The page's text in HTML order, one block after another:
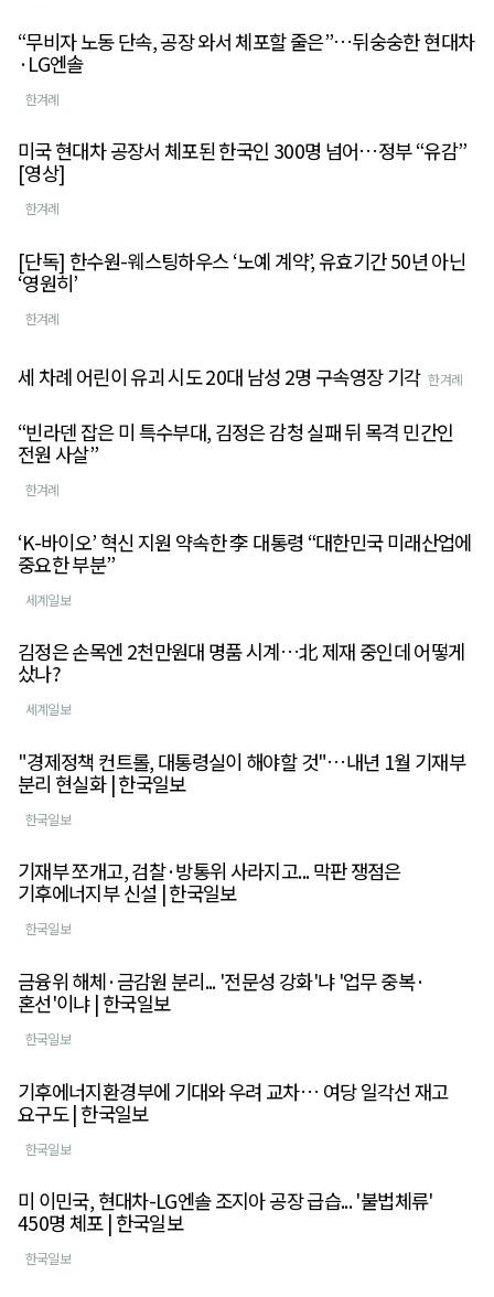
“무비자 노동 단속, 공장 와서 체포할 줄은”…뒤숭숭한 현대차
·LG엔솔
한겨례
미국 현대차 공장서 체포된 한국인 300명 넘어…정부 “유감”
[영상]
한겨례
[단독] 한수원-웨스팅하우스 ‘노예 계약’, 유효기간 50년 아닌
‘영원히’
한겨례
세 차례 어린이 유괴 시도 20대 남성 2명 구속영장 기각 한겨례
“빈라덴 잡은 미 특수부대, 김정은 감청 실패 뒤 목격 민간인
전원 사살”
한겨례
‘K-바이오’ 혁신 지원 약속한 李 대통령 “대한민국 미래산업에
중요한 부분”
세계일보
김정은 손목엔 2천만원대 명품 시계…北 제재 중인데 어떻게
샀나?
세계일보
"경제정책 컨트롤, 대통령실이 해야할 것"…내년 1월 기재부
분리 현실화 | 한국일보
한국일보
기재부 쪼개고, 검찰·방통위 사라지고... 막판 쟁점은
기후에너지부 신설 | 한국일보
한국일보
금융위 해체·금감원 분리... '전문성 강화'냐 '업무 중복·
혼선'이냐 | 한국일보
한국일보
기후에너지환경부에 기대와 우려 교차… 여당 일각선 재고
요구도 | 한국일보
한국일보
미 이민국, 현대차-LG엔솔 조지아 공장 급습... '불법체류'
450명 체포 | 한국일보
한국일보